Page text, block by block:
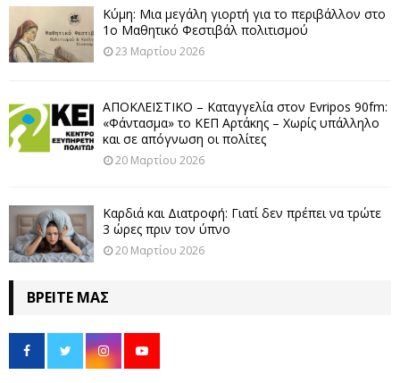
Κύμη: Μια μεγάλη γιορτή για το περιβάλλον στο
1ο Μαθητικό Φεστιβάλ πολιτισμού
23 Μαρτίου 2026
ΑΠΟΚΛΕΙΣΤΙΚΟ – Καταγγελία στον Evripos 90fm:
«Φάντασμα» το ΚΕΠ Αρτάκης – Χωρίς υπάλληλο
και σε απόγνωση οι πολίτες
20 Μαρτίου 2026
Καρδιά και Διατροφή: Γιατί δεν πρέπει να τρώτε
3 ώρες πριν τον ύπνο
20 Μαρτίου 2026
ΒΡΕΊΤΕ ΜΑΣ